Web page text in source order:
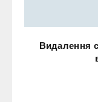
Видалення